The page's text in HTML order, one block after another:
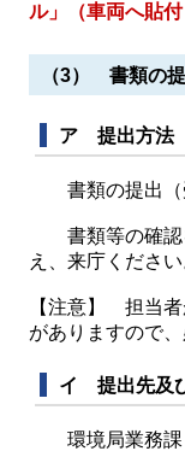
ル」（車両へ貼
（3） 書類の
ア 提出方法
書類の提出（
書類等の確認
え、来庁ください
【注意】 担当
がありますので
イ 提出先及
環境局業務課